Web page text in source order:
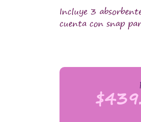
Incluye 3
cuenta con snap
$